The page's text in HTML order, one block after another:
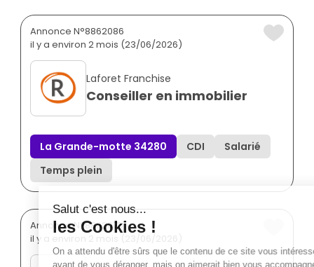
Annonce N°8862086
il y a environ 2 mois (23/06/2026)
Laforet Franchise
Conseiller en immobilier
La Grande-motte 34280 CDI
Salarié
Temps plein
Annonce N°8862075
il y a environ 2 mois (23/06/2026)